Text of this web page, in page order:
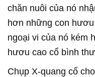
chăn nuôi của nó
hơn những con
ngoại vi của nó kém
hươu cao cổ bình
Chụp X-quang cổ